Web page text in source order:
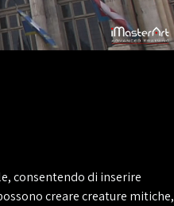
consentendo di inserire
creare creature mitiche,